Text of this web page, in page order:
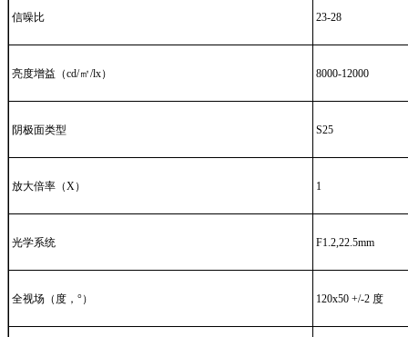
信噪比 23-28
亮度增益（cd/㎡/lx） 8000-12000
阴极面类型 S25
放大倍率（X） 1
光学系统 F1.2,22.5mm
全视场（度，°） 120x50 +/-2 度